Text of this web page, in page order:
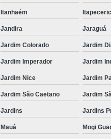
Itanhaém
Jandira Jaraguá
Jardim Colorado Jardim
Jardim Imperador Jardim
Jardim Nice Jardim
Jardim São Caetano Jardim
Jardins Jardins
Mauá Mogi